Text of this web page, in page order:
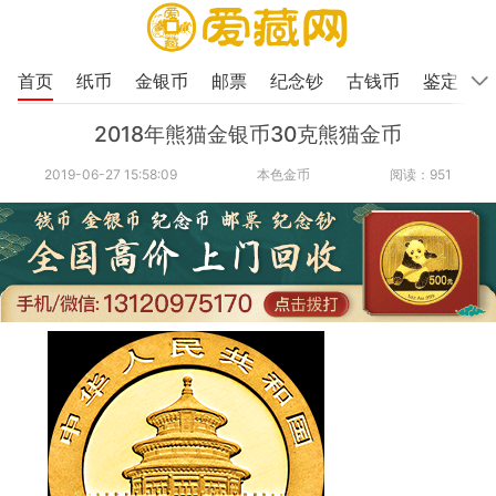
首页 纸币 金银币 邮票 纪念钞 古钱币 鉴定
2018年熊猫金银币30克熊猫金币
2019-06-27 15:58:09 本色金币 阅读：951